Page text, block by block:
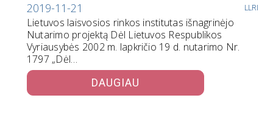
2019-11-21 LLRI
Lietuvos laisvosios rinkos institutas išnagrinėjo
Nutarimo projektą Dėl Lietuvos Respublikos
Vyriausybės 2002 m. lapkričio 19 d. nutarimo Nr.
1797 „Dėl…
DAUGIAU